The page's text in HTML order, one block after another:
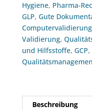
Hygiene, Pharma-
GLP, Gute
Computervalidierung
Validierung,
und Hilfsstoffe, GCP,
Beschreibung